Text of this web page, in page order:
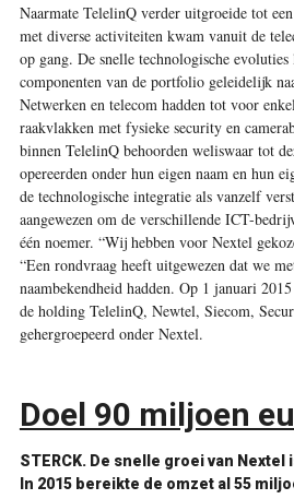
Naarmate TelelinQ verder uitgroeide tot
met diverse activiteiten kwam vanuit de
op gang. De snelle technologische
componenten van de portfolio geleidelijk
Netwerken en telecom hadden tot voor
raakvlakken met fysieke security en
binnen TelelinQ behoorden weliswaar tot
opereerden onder hun eigen naam en hun
de technologische integratie als vanzelf
aangewezen om de verschillende ICT-
één noemer. “Wij hebben voor Nextel
“Een rondvraag heeft uitgewezen dat we
naambekendheid hadden. Op 1 januari
de holding TelelinQ, Newtel, Siecom,
gehergroepeerd onder Nextel.
Doel 90 miljoen
STERCK. De snelle groei van
In 2015 bereikte de omzet al 55